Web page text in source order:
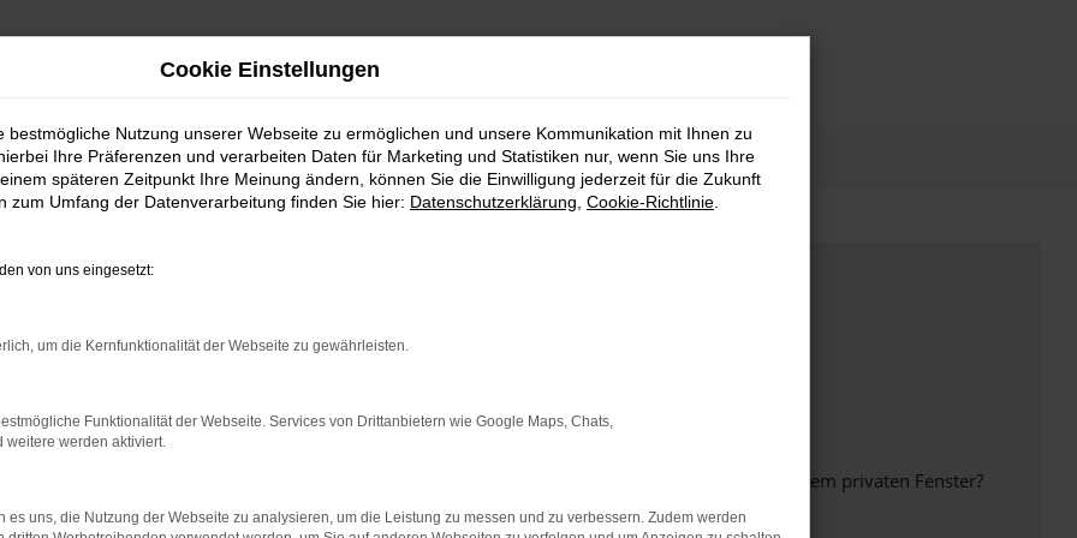
bestimmter Seiten verhindern. Funktioniert die Seite in einem anderen Browser oder in einem privaten Fenster?
Cookie Einstellungen
bestmögliche Nutzung unserer Webseite zu ermöglichen und unsere Kommunikation mit Ihnen zu
Ihre Präferenzen und verarbeiten Daten für Marketing und Statistiken nur, wenn Sie uns Ihre
späteren Zeitpunkt Ihre Meinung ändern, können Sie die Einwilligung jederzeit für die Zukunft
zum Umfang der Datenverarbeitung finden Sie hier: Datenschutzerklärung Cookie-Richtlinie
von uns eingesetzt:
um die Kernfunktionalität der Webseite zu gewährleisten.
Funktionalität der Webseite. Services von Drittanbietern wie Google Maps, Chats,
weitere werden aktiviert.
es uns, die Nutzung der Webseite zu analysieren, um die Leistung zu messen und zu verbessern. Zudem werden